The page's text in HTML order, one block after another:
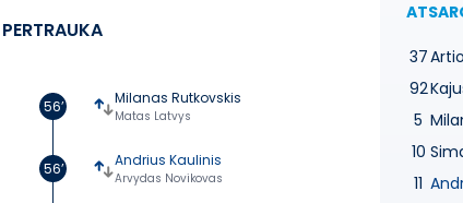
PERTRAUKA
56’ Milanas Rutkovskis
Matas Latvys
56’ Andrius Kaulinis
Arvydas Novikovas
37
92
5
10
11